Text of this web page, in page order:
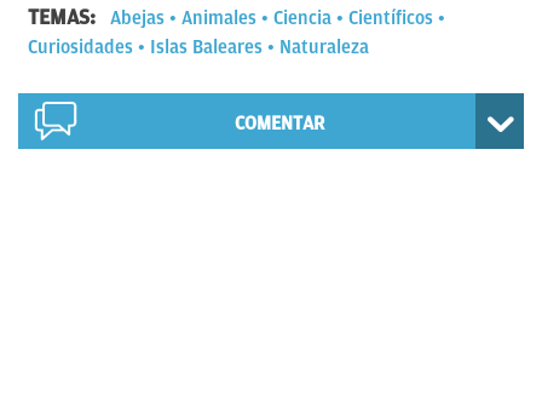
TEMAS: Abejas Animales Ciencia
Científicos
Curiosidades
Islas Baleares Naturaleza
COMENTAR